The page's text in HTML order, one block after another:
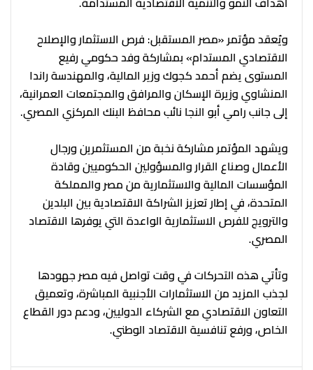
ويُعقد مؤتمر «مصر المستقبل: فرص الاستثمار والإصلاح
الاقتصادي المستدام» بمشاركة وفد حكومي رفيع
المستوى يضم أحمد كجوك وزير المالية، والمهندسة راندا
المنشاوي وزيرة الإسكان والمرافق والمجتمعات العمرانية،
إلى جانب رامي أبو النجا نائب محافظ البنك المركزي المصري.
ويشهد المؤتمر مشاركة نخبة من المستثمرين ورجال
الأعمال وصناع القرار والمسؤولين الحكوميين وقادة
المؤسسات المالية والاستثمارية من مصر والمملكة
المتحدة، في إطار تعزيز الشراكة الاقتصادية بين البلدين
والترويج للفرص الاستثمارية الواعدة التي يوفرها الاقتصاد
المصري.
وتأتي هذه التحركات في وقت تواصل فيه مصر جهودها
لجذب المزيد من الاستثمارات الأجنبية المباشرة، وتعميق
التعاون الاقتصادي مع الشركاء الدوليين، ودعم دور القطاع
الخاص، ورفع تنافسية الاقتصاد الوطني.